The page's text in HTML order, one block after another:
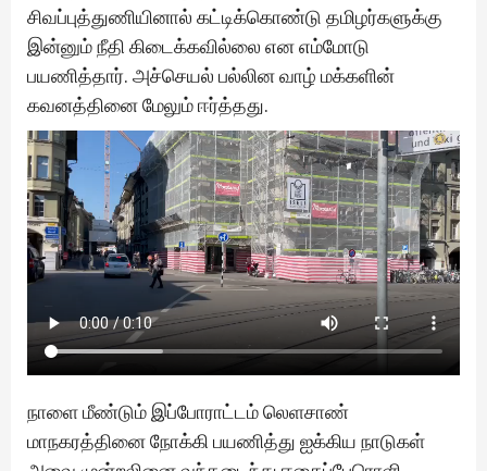
சிவப்புத்துணியினால் கட்டிக்கொண்டு தமிழர்களுக்கு
இன்னும் நீதி கிடைக்கவில்லை என எம்மோடு
பயணித்தார். அச்செயல் பல்லின வாழ் மக்களின்
கவனத்தினை மேலும் ஈர்த்தது.
நாளை மீண்டும் இப்போராட்டம் லெளசாண்
மாநகரத்தினை நோக்கி பயணித்து ஐக்கிய நாடுகள்